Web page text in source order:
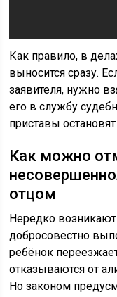
Как правило, в
выносится сразу.
заявителя, нужно
его в службу
приставы
Как можно
отцом
Нередко возникают
добросовестно
ребёнок
отказываются от
Но законом